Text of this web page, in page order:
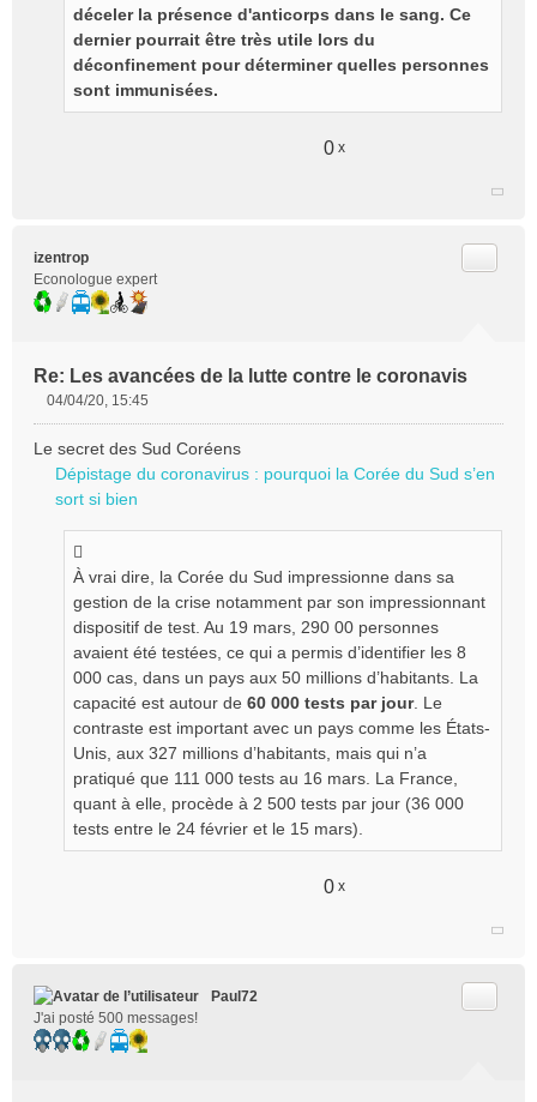
déceler la présence d'anticorps dans le sang. Ce
dernier pourrait être très utile lors du
déconfinement pour déterminer quelles personnes
sont immunisées.
0 x
izentrop
Econologue expert
Re: Les avancées de la lutte contre le coronavis
s
04/04/20, 15:45
Le secret des Sud Coréens
Dépistage du coronavirus : pourquoi la Corée du Sud s’en
sort si bien
À vrai dire, la Corée du Sud impressionne dans sa
gestion de la crise notamment par son impressionnant
dispositif de test. Au 19 mars, 290 00 personnes
avaient été testées, ce qui a permis d’identifier les 8
000 cas, dans un pays aux 50 millions d’habitants. La
capacité est autour de 60 000 tests par jour. Le
contraste est important avec un pays comme les États-
Unis, aux 327 millions d’habitants, mais qui n’a
pratiqué que 111 000 tests au 16 mars. La France,
quant à elle, procède à 2 500 tests par jour (36 000
tests entre le 24 février et le 15 mars).
0 x
Paul72
J'ai posté 500 messages!